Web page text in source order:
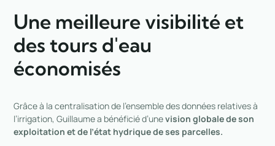
Une meilleure visibilité et
des tours d'eau
économisés
Grâce à la centralisation de l’ensemble des données relatives à
l’irrigation, Guillaume a bénéficié d’unevision globale de son
exploitation et de l’état hydrique de ses parcelles.